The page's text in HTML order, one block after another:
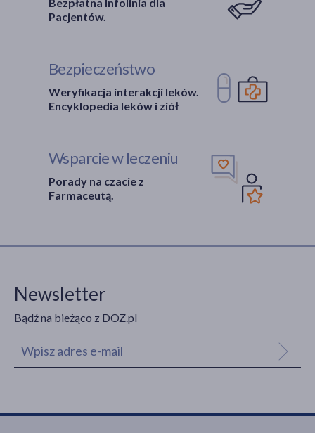
Pacjentów.
Bezpieczeństwo
Weryfikacja interakcji leków.
Encyklopedia leków i ziół
Wsparcie w leczeniu
Porady na czacie z
Farmaceutą.
Newsletter
Bądź na bieżąco z DOZ.pl